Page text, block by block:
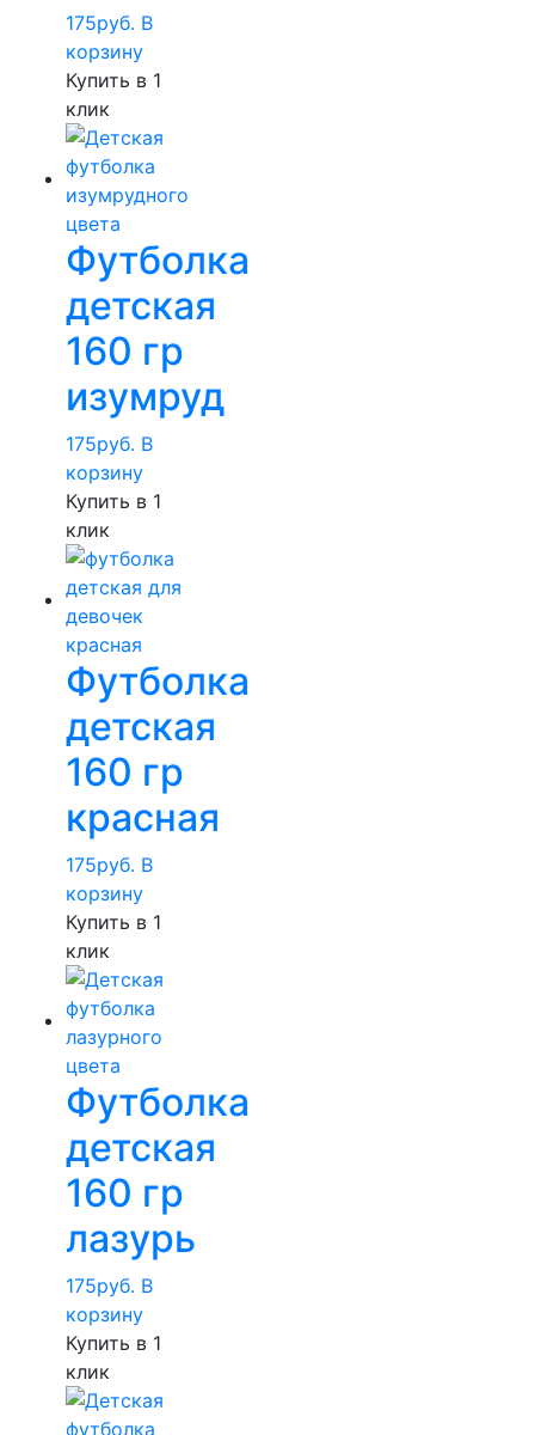
175руб. В
корзину
Купить в 1
клик
Футболка
детская
160 гр
изумруд
175руб. В
корзину
Купить в 1
клик
Футболка
детская
160 гр
красная
175руб. В
корзину
Купить в 1
клик
Футболка
детская
160 гр
лазурь
175руб. В
корзину
Купить в 1
клик